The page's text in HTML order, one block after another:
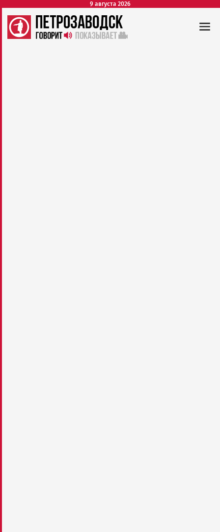
9 августа 2026